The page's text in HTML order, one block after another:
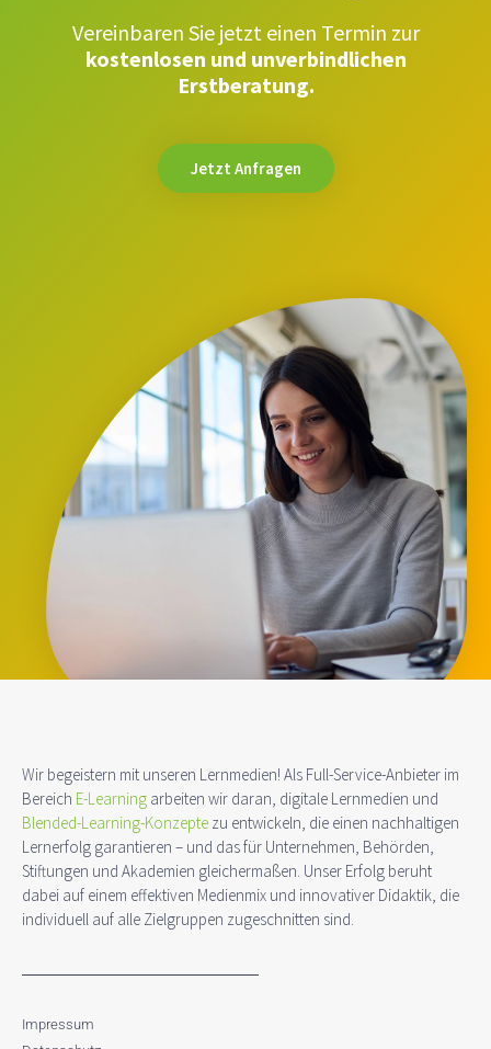
Vereinbaren Sie jetzt einen Termin zur
kostenlosen und unverbindlichen
Erstberatung.
Jetzt Anfragen
Wir begeistern mit unseren Lernmedien! Als Full-Service-Anbieter im
Bereich E-Learning arbeiten wir daran, digitale Lernmedien und
Blended-Learning-Konzepte zu entwickeln, die einen nachhaltigen
Lernerfolg garantieren – und das für Unternehmen, Behörden,
Stiftungen und Akademien gleichermaßen. Unser Erfolg beruht
dabei auf einem effektiven Medienmix und innovativer Didaktik, die
individuell auf alle Zielgruppen zugeschnitten sind.
Impressum